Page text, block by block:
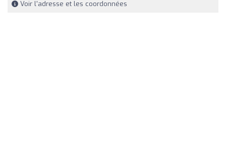
Voir l'adresse et les coordonnées